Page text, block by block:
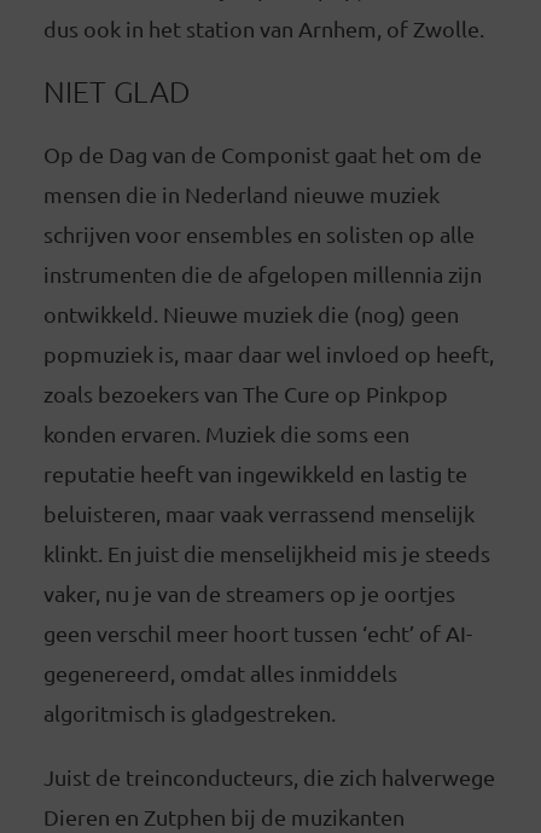
dus ook in het station van Arnhem, of Zwolle.
NIET GLAD
Op de Dag van de Componist gaat het om de
mensen die in Nederland nieuwe muziek
schrijven voor ensembles en solisten op alle
instrumenten die de afgelopen millennia zijn
ontwikkeld. Nieuwe muziek die (nog) geen
popmuziek is, maar daar wel invloed op heeft,
zoals bezoekers van The Cure op Pinkpop
konden ervaren. Muziek die soms een
reputatie heeft van ingewikkeld en lastig te
beluisteren, maar vaak verrassend menselijk
klinkt. En juist die menselijkheid mis je steeds
vaker, nu je van de streamers op je oortjes
geen verschil meer hoort tussen ‘echt’ of AI-
gegenereerd, omdat alles inmiddels
algoritmisch is gladgestreken.
Juist de treinconducteurs, die zich halverwege
Dieren en Zutphen bij de muzikanten